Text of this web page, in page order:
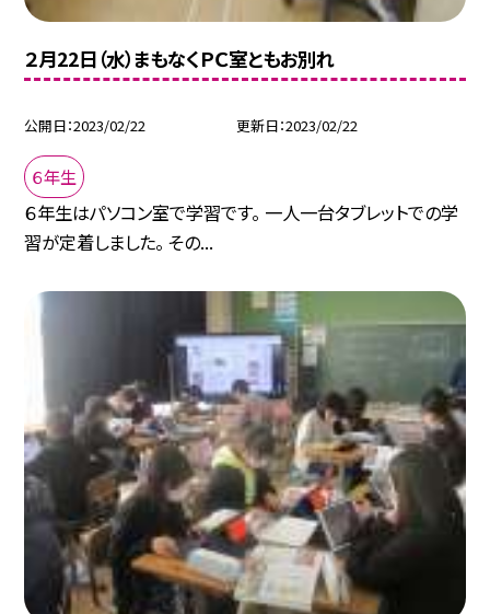
２月22日（水）まもなくＰＣ室ともお別れ
公開日 2023/02/22 更新日 2023/02/22
６年生
６年生はパソコン室で学習です。 一人一台タブレットでの学
習が定着しました。 その...